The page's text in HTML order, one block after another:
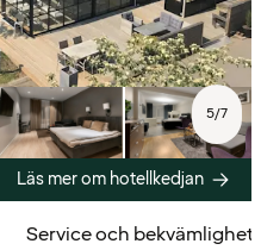
5/7
Läs mer om hotellkedjan
Service och